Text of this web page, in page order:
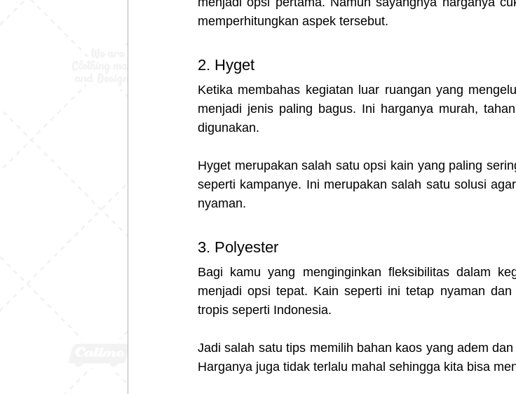
memperhitungkan aspek tersebut.
2. Hyget
Ketika membahas kegiatan luar ruangan yang
menjadi jenis paling bagus. Ini harganya murah,
digunakan.
Hyget merupakan salah satu opsi kain yang paling
seperti kampanye. Ini merupakan salah satu solusi
nyaman.
3. Polyester
Bagi kamu yang menginginkan fleksibilitas dalam
menjadi opsi tepat. Kain seperti ini tetap nyaman
tropis seperti Indonesia.
Jadi salah satu tips memilih bahan kaos yang adem
Harganya juga tidak terlalu mahal sehingga kita bisa